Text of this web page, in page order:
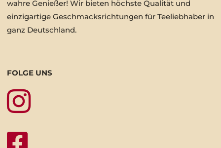
wahre Genießer! Wir bieten höchste Qualität und
einzigartige Geschmacksrichtungen für Teeliebhaber in
ganz Deutschland.
FOLGE UNS

